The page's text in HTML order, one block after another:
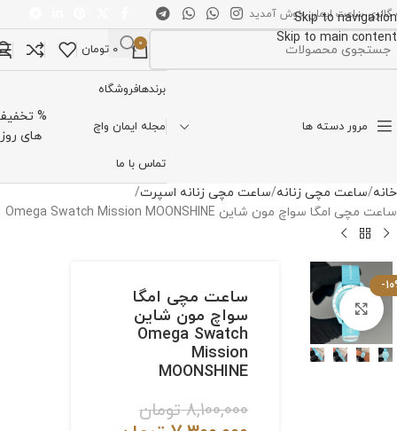
Skip to navigation
Skip to main content
گالری ساعت ایمان خوش آمدید
0
0 تومان
مرور دسته ها
برندهافروشگاه
مجله ایمان واچ
تماس با ما
%
های روز
خانه ساعت مچی زنانه ساعت مچی زنانه اسپرت
ساعت مچی امگا سواچ مون شاین Omega Swatch Mission MOONSHINE
-
برای بزرگنمایی کلیک کنیدساعت مچی امگا
سواچ مون شاین
Omega Swatch
Mission
MOONSHINE
8,100,000 تومان